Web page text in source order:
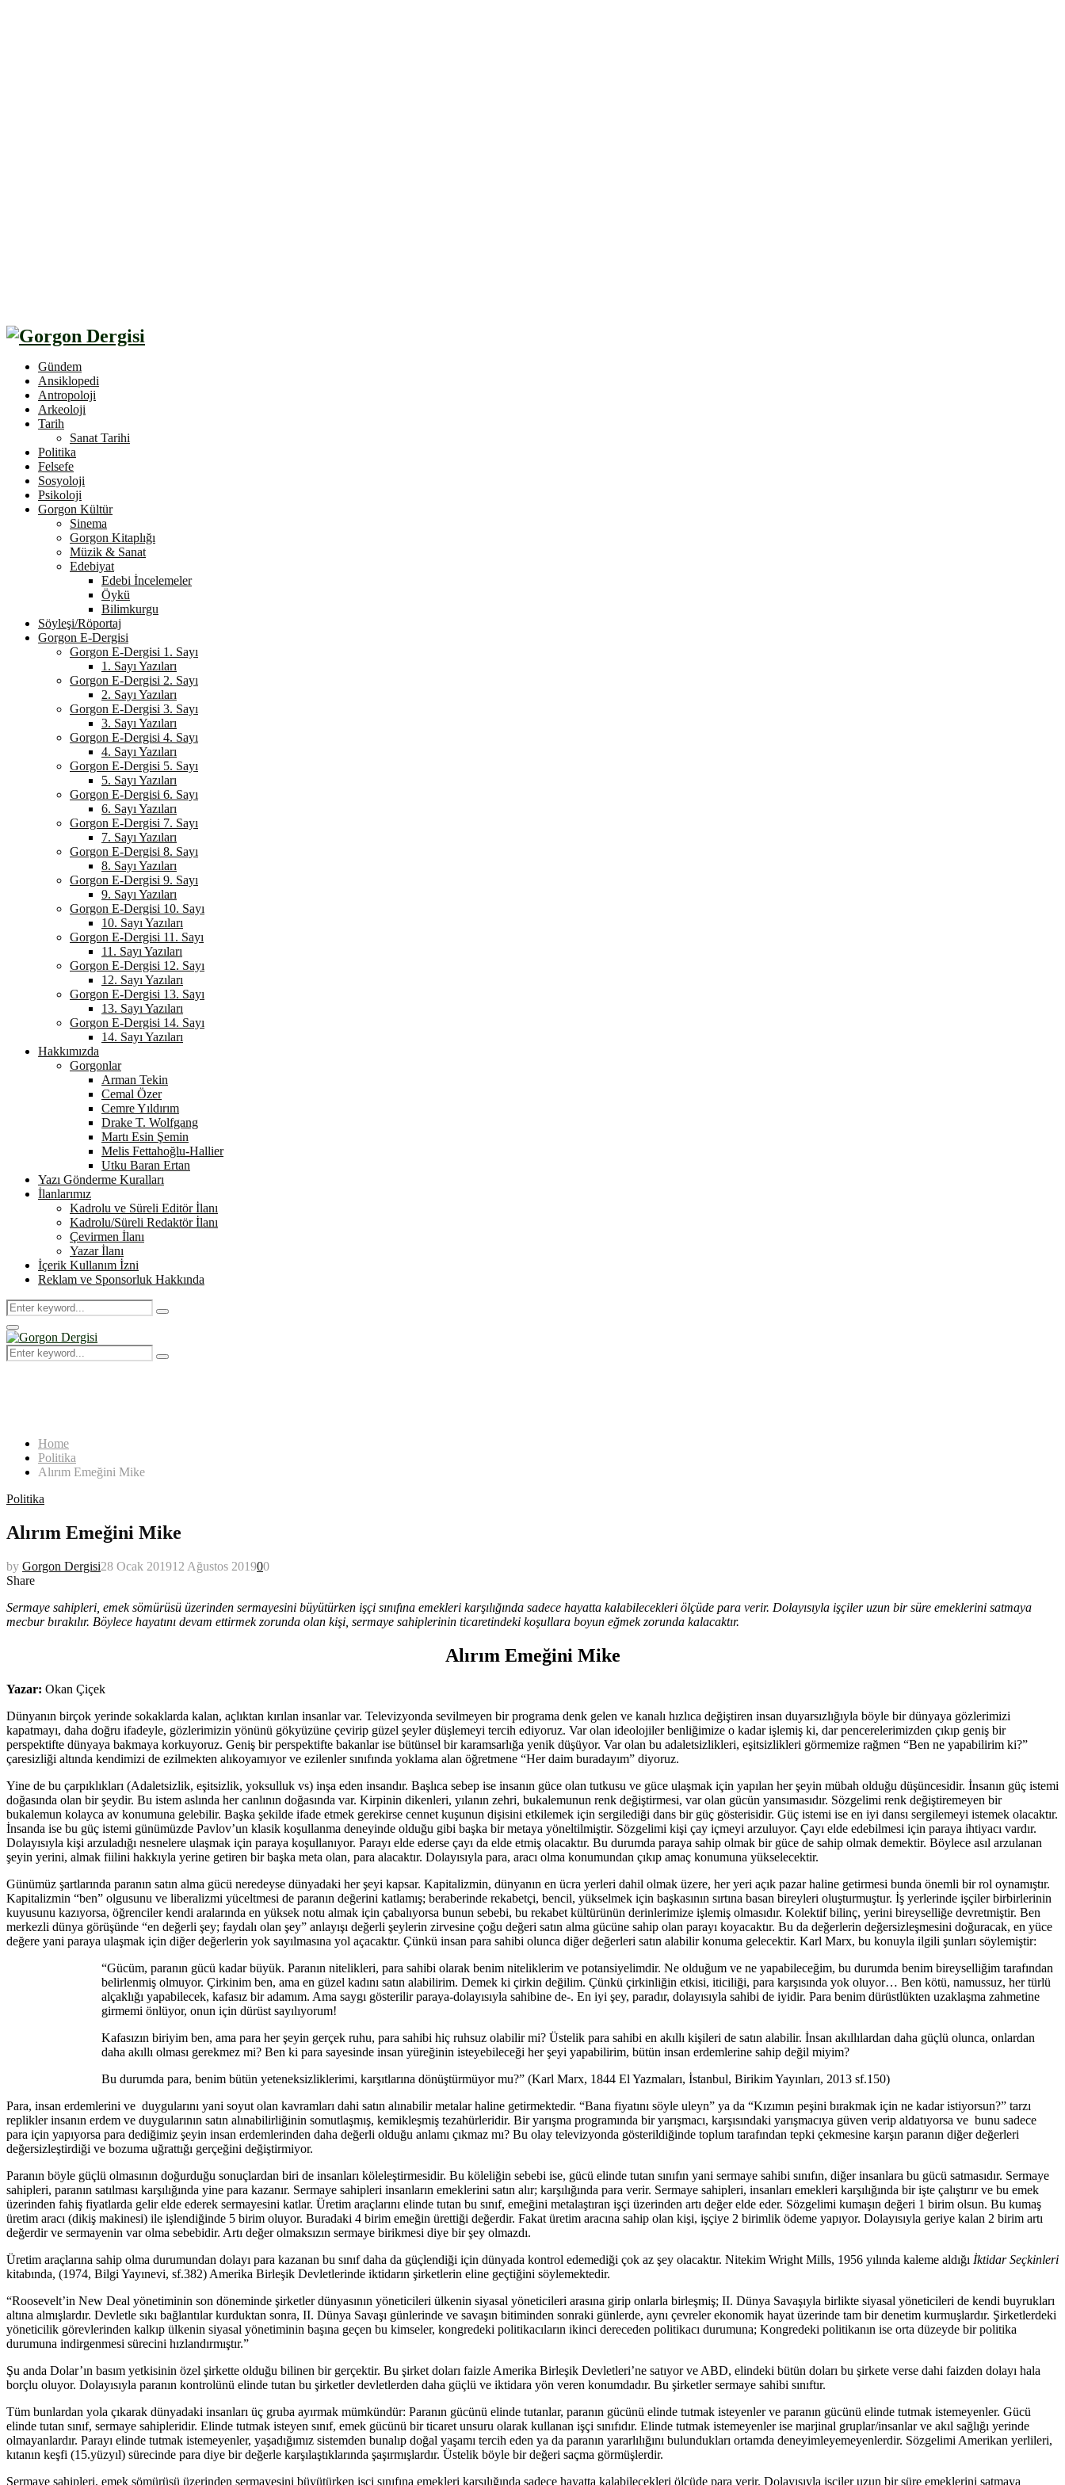
Gündem
Ansiklopedi
Antropoloji
Arkeoloji
Tarih
Sanat Tarihi
Politika
Felsefe
Sosyoloji
Psikoloji
Gorgon Kültür
Sinema
Gorgon Kitaplığı
Müzik & Sanat
Edebiyat
Edebi İncelemeler
Öykü
Bilimkurgu
Söyleşi/Röportaj
Gorgon E-Dergisi
Gorgon E-Dergisi 1. Sayı
1. Sayı Yazıları
Gorgon E-Dergisi 2. Sayı
2. Sayı Yazıları
Gorgon E-Dergisi 3. Sayı
3. Sayı Yazıları
Gorgon E-Dergisi 4. Sayı
4. Sayı Yazıları
Gorgon E-Dergisi 5. Sayı
5. Sayı Yazıları
Gorgon E-Dergisi 6. Sayı
6. Sayı Yazıları
Gorgon E-Dergisi 7. Sayı
7. Sayı Yazıları
Gorgon E-Dergisi 8. Sayı
8. Sayı Yazıları
Gorgon E-Dergisi 9. Sayı
9. Sayı Yazıları
Gorgon E-Dergisi 10. Sayı
10. Sayı Yazıları
Gorgon E-Dergisi 11. Sayı
11. Sayı Yazıları
Gorgon E-Dergisi 12. Sayı
12. Sayı Yazıları
Gorgon E-Dergisi 13. Sayı
13. Sayı Yazıları
Gorgon E-Dergisi 14. Sayı
14. Sayı Yazıları
Hakkımızda
Gorgonlar
Arman Tekin
Cemal Özer
Cemre Yıldırım
Drake T. Wolfgang
Martı Esin Şemin
Melis Fettahoğlu-Hallier
Utku Baran Ertan
Yazı Gönderme Kuralları
İlanlarımız
Kadrolu ve Süreli Editör İlanı
Kadrolu/Süreli Redaktör İlanı
Çevirmen İlanı
Yazar İlanı
İçerik Kullanım İzni
Reklam ve Sponsorluk Hakkında
Search
for:
Search
Primary
Menu
Search
for:
Search
Home
Politika
Alırım Emeğini Mike
Politika
Alırım Emeğini Mike
by Gorgon Dergisi28 Ocak 201912 Ağustos 201900
Share
Sermaye sahipleri, emek sömürüsü üzerinden sermayesini büyütürken işçi sınıfına emekleri karşılığında sadece hayatta kalabilecekleri ölçüde para verir. Dolayısıyla işçiler uzun bir süre emeklerini satmaya
mecbur bırakılır. Böylece hayatını devam ettirmek zorunda olan kişi, sermaye sahiplerinin ticaretindeki koşullara boyun eğmek zorunda kalacaktır.
Alırım Emeğini Mike
Yazar: Okan Çiçek
Dünyanın birçok yerinde sokaklarda kalan, açlıktan kırılan insanlar var. Televizyonda sevilmeyen bir programa denk gelen ve kanalı hızlıca değiştiren insan duyarsızlığıyla böyle bir dünyaya gözlerimizi
kapatmayı, daha doğru ifadeyle, gözlerimizin yönünü gökyüzüne çevirip güzel şeyler düşlemeyi tercih ediyoruz. Var olan ideolojiler benliğimize o kadar işlemiş ki, dar pencerelerimizden çıkıp geniş bir
perspektifte dünyaya bakmaya korkuyoruz. Geniş bir perspektifte bakanlar ise bütünsel bir karamsarlığa yenik düşüyor. Var olan bu adaletsizlikleri, eşitsizlikleri görmemize rağmen “Ben ne yapabilirim ki?”
çaresizliği altında kendimizi de ezilmekten alıkoyamıyor ve ezilenler sınıfında yoklama alan öğretmene “Her daim buradayım” diyoruz.
Yine de bu çarpıklıkları (Adaletsizlik, eşitsizlik, yoksulluk vs) inşa eden insandır. Başlıca sebep ise insanın güce olan tutkusu ve güce ulaşmak için yapılan her şeyin mübah olduğu düşüncesidir. İnsanın güç istemi
doğasında olan bir şeydir. Bu istem aslında her canlının doğasında var. Kirpinin dikenleri, yılanın zehri, bukalemunun renk değiştirmesi, var olan gücün yansımasıdır. Sözgelimi renk değiştiremeyen bir
bukalemun kolayca av konumuna gelebilir. Başka şekilde ifade etmek gerekirse cennet kuşunun dişisini etkilemek için sergilediği dans bir güç gösterisidir. Güç istemi ise en iyi dansı sergilemeyi istemek olacaktır.
İnsanda ise bu güç istemi günümüzde Pavlov’un klasik koşullanma deneyinde olduğu gibi başka bir metaya yöneltilmiştir. Sözgelimi kişi çay içmeyi arzuluyor. Çayı elde edebilmesi için paraya ihtiyacı vardır.
Dolayısıyla kişi arzuladığı nesnelere ulaşmak için paraya koşullanıyor. Parayı elde ederse çayı da elde etmiş olacaktır. Bu durumda paraya sahip olmak bir güce de sahip olmak demektir. Böylece asıl arzulanan
şeyin yerini, almak fiilini hakkıyla yerine getiren bir başka meta olan, para alacaktır. Dolayısıyla para, aracı olma konumundan çıkıp amaç konumuna yükselecektir.
Günümüz şartlarında paranın satın alma gücü neredeyse dünyadaki her şeyi kapsar. Kapitalizmin, dünyanın en ücra yerleri dahil olmak üzere, her yeri açık pazar haline getirmesi bunda önemli bir rol oynamıştır.
Kapitalizmin “ben” olgusunu ve liberalizmi yüceltmesi de paranın değerini katlamış; beraberinde rekabetçi, bencil, yükselmek için başkasının sırtına basan bireyleri oluşturmuştur. İş yerlerinde işçiler birbirlerinin
kuyusunu kazıyorsa, öğrenciler kendi aralarında en yüksek notu almak için çabalıyorsa bunun sebebi, bu rekabet kültürünün derinlerimize işlemiş olmasıdır. Kolektif bilinç, yerini bireyselliğe devretmiştir. Ben
merkezli dünya görüşünde “en değerli şey; faydalı olan şey” anlayışı değerli şeylerin zirvesine çoğu değeri satın alma gücüne sahip olan parayı koyacaktır. Bu da değerlerin değersizleşmesini doğuracak, en yüce
değere yani paraya ulaşmak için diğer değerlerin yok sayılmasına yol açacaktır. Çünkü insan para sahibi olunca diğer değerleri satın alabilir konuma gelecektir. Karl Marx, bu konuyla ilgili şunları söylemiştir:
“Gücüm, paranın gücü kadar büyük. Paranın nitelikleri, para sahibi olarak benim niteliklerim ve potansiyelimdir. Ne olduğum ve ne yapabileceğim, bu durumda benim bireyselliğim tarafından
belirlenmiş olmuyor. Çirkinim ben, ama en güzel kadını satın alabilirim. Demek ki çirkin değilim. Çünkü çirkinliğin etkisi, iticiliği, para karşısında yok oluyor… Ben kötü, namussuz, her türlü
alçaklığı yapabilecek, kafasız bir adamım. Ama saygı gösterilir paraya-dolayısıyla sahibine de-. En iyi şey, paradır, dolayısıyla sahibi de iyidir. Para benim dürüstlükten uzaklaşma zahmetine
girmemi önlüyor, onun için dürüst sayılıyorum!
Kafasızın biriyim ben, ama para her şeyin gerçek ruhu, para sahibi hiç ruhsuz olabilir mi? Üstelik para sahibi en akıllı kişileri de satın alabilir. İnsan akıllılardan daha güçlü olunca, onlardan
daha akıllı olması gerekmez mi? Ben ki para sayesinde insan yüreğinin isteyebileceği her şeyi yapabilirim, bütün insan erdemlerine sahip değil miyim?
Bu durumda para, benim bütün yeteneksizliklerimi, karşıtlarına dönüştürmüyor mu?” (Karl Marx, 1844 El Yazmaları, İstanbul, Birikim Yayınları, 2013 sf.150)
Para, insan erdemlerini ve duygularını yani soyut olan kavramları dahi satın alınabilir metalar haline getirmektedir. “Bana fiyatını söyle uleyn” ya da “Kızımın peşini bırakmak için ne kadar istiyorsun?” tarzı
replikler insanın erdem ve duygularının satın alınabilirliğinin somutlaşmış, kemikleşmiş tezahürleridir. Bir yarışma programında bir yarışmacı, karşısındaki yarışmacıya güven verip aldatıyorsa ve bunu sadece
para için yapıyorsa para dediğimiz şeyin insan erdemlerinden daha değerli olduğu anlamı çıkmaz mı? Bu olay televizyonda gösterildiğinde toplum tarafından tepki çekmesine karşın paranın diğer değerleri
değersizleştirdiği ve bozuma uğrattığı gerçeğini değiştirmiyor.
Paranın böyle güçlü olmasının doğurduğu sonuçlardan biri de insanları köleleştirmesidir. Bu köleliğin sebebi ise, gücü elinde tutan sınıfın yani sermaye sahibi sınıfın, diğer insanlara bu gücü satmasıdır. Sermaye
sahipleri, paranın satılması karşılığında yine para kazanır. Sermaye sahipleri insanların emeklerini satın alır; karşılığında para verir. Sermaye sahipleri, insanları emekleri karşılığında bir işte çalıştırır ve bu emek
üzerinden fahiş fiyatlarda gelir elde ederek sermayesini katlar. Üretim araçlarını elinde tutan bu sınıf, emeğini metalaştıran işçi üzerinden artı değer elde eder. Sözgelimi kumaşın değeri 1 birim olsun. Bu kumaş
üretim aracı (dikiş makinesi) ile işlendiğinde 5 birim oluyor. Buradaki 4 birim emeğin ürettiği değerdir. Fakat üretim aracına sahip olan kişi, işçiye 2 birimlik ödeme yapıyor. Dolayısıyla geriye kalan 2 birim artı
değerdir ve sermayenin var olma sebebidir. Artı değer olmaksızın sermaye birikmesi diye bir şey olmazdı.
Üretim araçlarına sahip olma durumundan dolayı para kazanan bu sınıf daha da güçlendiği için dünyada kontrol edemediği çok az şey olacaktır. Nitekim Wright Mills, 1956 yılında kaleme aldığı İktidar Seçkinleri
kitabında, (1974, Bilgi Yayınevi, sf.382) Amerika Birleşik Devletlerinde iktidarın şirketlerin eline geçtiğini söylemektedir.
“Roosevelt’in New Deal yönetiminin son döneminde şirketler dünyasının yöneticileri ülkenin siyasal yöneticileri arasına girip onlarla birleşmiş; II. Dünya Savaşıyla birlikte siyasal yöneticileri de kendi buyrukları
altına almışlardır. Devletle sıkı bağlantılar kurduktan sonra, II. Dünya Savaşı günlerinde ve savaşın bitiminden sonraki günlerde, aynı çevreler ekonomik hayat üzerinde tam bir denetim kurmuşlardır. Şirketlerdeki
yöneticilik görevlerinden kalkıp ülkenin siyasal yönetiminin başına geçen bu kimseler, kongredeki politikacıların ikinci dereceden politikacı durumuna; Kongredeki politikanın ise orta düzeyde bir politika
durumuna indirgenmesi sürecini hızlandırmıştır.”
Şu anda Dolar’ın basım yetkisinin özel şirkette olduğu bilinen bir gerçektir. Bu şirket doları faizle Amerika Birleşik Devletleri’ne satıyor ve ABD, elindeki bütün doları bu şirkete verse dahi faizden dolayı hala
borçlu oluyor. Dolayısıyla paranın kontrolünü elinde tutan bu şirketler devletlerden daha güçlü ve iktidara yön veren konumdadır. Bu şirketler sermaye sahibi sınıftır.
Tüm bunlardan yola çıkarak dünyadaki insanları üç gruba ayırmak mümkündür: Paranın gücünü elinde tutanlar, paranın gücünü elinde tutmak isteyenler ve paranın gücünü elinde tutmak istemeyenler. Gücü
elinde tutan sınıf, sermaye sahipleridir. Elinde tutmak isteyen sınıf, emek gücünü bir ticaret unsuru olarak kullanan işçi sınıfıdır. Elinde tutmak istemeyenler ise marjinal gruplar/insanlar ve akıl sağlığı yerinde
olmayanlardır. Parayı elinde tutmak istemeyenler, yaşadığımız sistemden bunalıp doğal yaşamı tercih eden ya da paranın yararlılığını bulundukları ortamda deneyimleyemeyenlerdir. Sözgelimi Amerikan yerlileri,
kıtanın keşfi (15.yüzyıl) sürecinde para diye bir değerle karşılaştıklarında şaşırmışlardır. Üstelik böyle bir değeri saçma görmüşlerdir.
Sermaye sahipleri, emek sömürüsü üzerinden sermayesini büyütürken işçi sınıfına emekleri karşılığında sadece hayatta kalabilecekleri ölçüde para verir. Dolayısıyla işçiler uzun bir süre emeklerini satmaya